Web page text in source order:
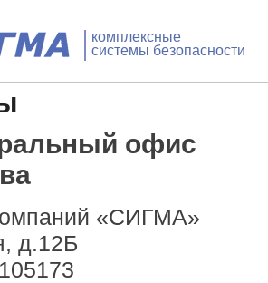
комплексные
системы безопасности
офис
«СИГМА»
д.12Б